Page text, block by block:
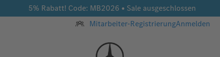
Zum Hauptinhalt springen
5% Rabatt! Code: MB2026 • Sale ausgeschlossen
Mitarbeiter-RegistrierungAnmelden